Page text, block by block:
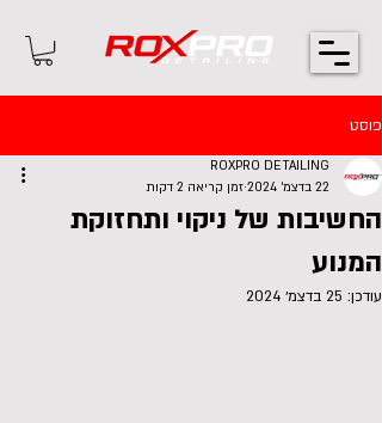
פוסט
החשיבות של ניקוי ותחזוקת
המנוע
ROXPRO DETAILING
22 בדצמ׳ 2024
זמן קריאה 2 דקות
עודכן: 25 בדצמ׳ 2024